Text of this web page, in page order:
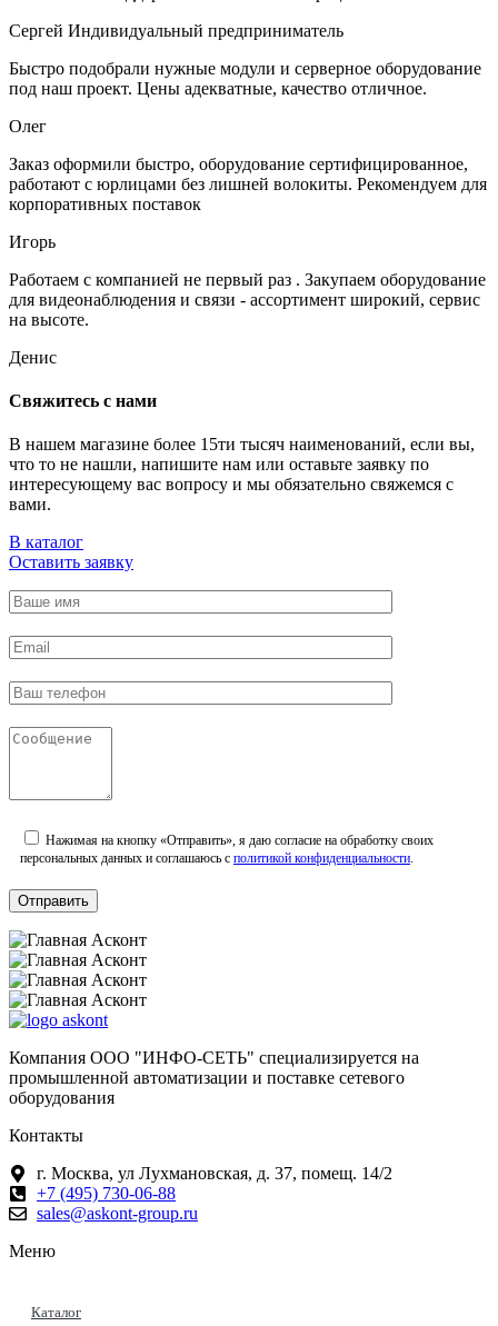
Сергей Индивидуальный предприниматель
Быстро подобрали нужные модули и серверное оборудование
под наш проект. Цены адекватные, качество отличное.
Олег
Заказ оформили быстро, оборудование сертифицированное,
работают с юрлицами без лишней волокиты. Рекомендуем для
корпоративных поставок
Игорь
Работаем с компанией не первый раз . Закупаем оборудование
для видеонаблюдения и связи - ассортимент широкий, сервис
на высоте.
Денис
Свяжитесь с нами
В нашем магазине более 15ти тысяч наименований, если вы,
что то не нашли, напишите нам или оставьте заявку по
интересующему вас вопросу и мы обязательно свяжемся с
вами.
В каталог
Оставить заявку
Нажимая на кнопку «Отправить», я даю согласие на обработку своих
персональных данных и соглашаюсь с политикой конфиденциальности.
Компания ООО "ИНФО-СЕТЬ" специализируется на
промышленной автоматизации и поставке сетевого
оборудования
Контакты
г. Москва, ул Лухмановская, д. 37, помещ. 14/2
+7 (495) 730-06-88
sales@askont-group.ru
Меню
Каталог